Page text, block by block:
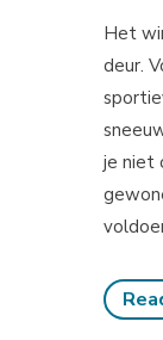
Het
deur.
je niet